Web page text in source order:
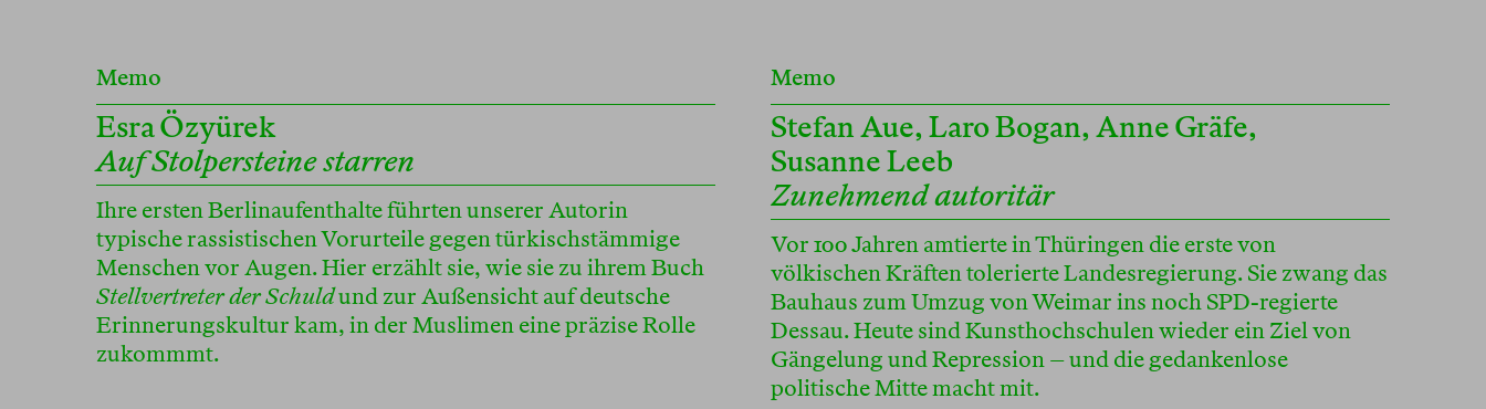
Memo
Esra Özyürek
Auf Stolpersteine starren
Ihre ersten Berlinaufenthalte führten unserer Autorin
typische rassistischen Vorurteile gegen türkischstämmige
Menschen vor Augen. Hier erzählt sie, wie sie zu ihrem Buch
Stellvertreter der Schuldund zur Außensicht auf deutsche
Erinnerungskultur kam, in der Muslimen eine präzise Rolle
zukommmt.
Memo
Stefan Aue, Laro Bogan, Anne Gräfe,
Susanne Leeb
Zunehmend autoritär
Vor 100 Jahren amtierte in Thüringen die erste von
völkischen Kräften tolerierte Landesregierung. Sie zwang das
Bauhaus zum Umzug von Weimar ins noch SPD-regierte
Dessau. Heute sind Kunsthochschulen wieder ein Ziel von
Gängelung und Repression – und die gedankenlose
politische Mitte macht mit.